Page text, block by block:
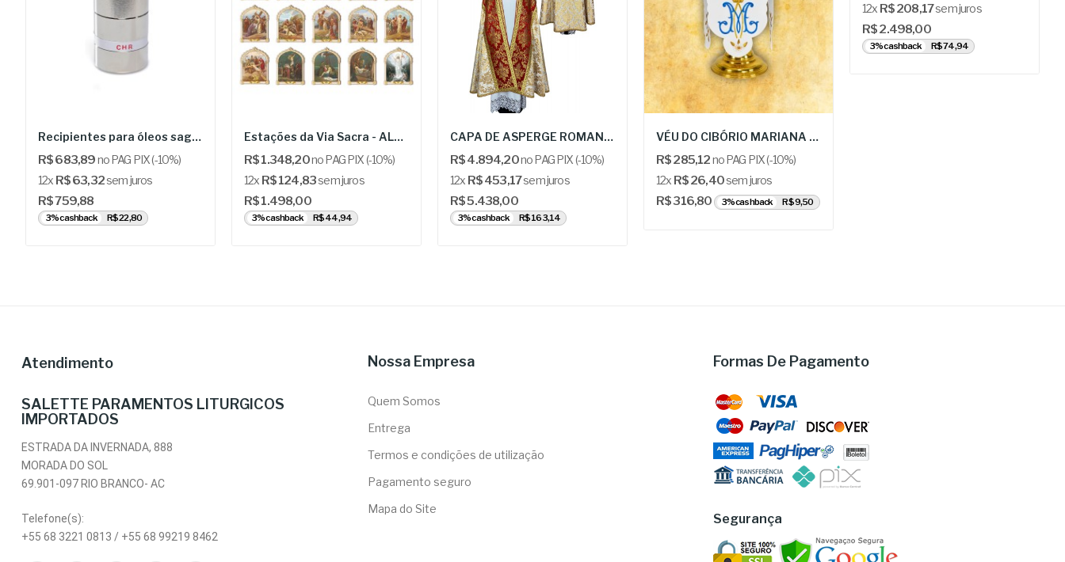
Recipientes para óleos sagrados - ALMR 882
R$ 683,89no PAG PIX (-10%)
12x R$ 63,32sem juros
R$ 759,88
3% cashback R$ 22,80
Estações da Via Sacra - ALMR VCRD 44/25
R$ 1.348,20no PAG PIX (-10%)
12x R$ 124,83sem juros
R$ 1.498,00
3% cashback R$ 44,94
CAPA DE ASPERGE ROMANA - KOR 294
R$ 4.894,20no PAG PIX (-10%)
12x R$ 453,17sem juros
R$ 5.438,00
3% cashback R$ 163,14
VÉU DO CIBÓRIO MARIANA - URB: „Maryjny Różańcowy”
R$ 285,12no PAG PIX (-10%)
12x R$ 26,40sem juros
R$ 316,80 3% cashback R$ 9,50
12x R$ 208,17sem juros
R$ 2.498,00
3% cashback R$ 74,94
Atendimento
SALETTE PARAMENTOS LITURGICOS
IMPORTADOS
ESTRADA DA INVERNADA, 888
MORADA DO SOL
69.901-097 RIO BRANCO- AC
Telefone(s):
+55 68 3221 0813 / +55 68 99219 8462
Nossa Empresa
Quem Somos
Entrega
Termos e condições de utilização
Pagamento seguro
Mapa do Site
Formas De Pagamento
Segurança